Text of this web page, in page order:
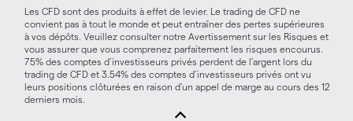
Les CFD sont des produits à effet de levier. Le trading de CFD ne
convient pas à tout le monde et peut entraîner des pertes supérieures
à vos dépôts. Veuillez consulter notre Avertissement sur les Risques et
vous assurer que vous comprenez parfaitement les risques encourus.
75% des comptes d’investisseurs privés perdent de l’argent lors du
trading de CFD et 3.54% des comptes d’investisseurs privés ont vu
leurs positions clôturées en raison d’un appel de marge au cours des 12
derniers mois.